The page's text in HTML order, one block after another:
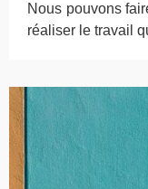
Nous pouvons
réaliser le travail